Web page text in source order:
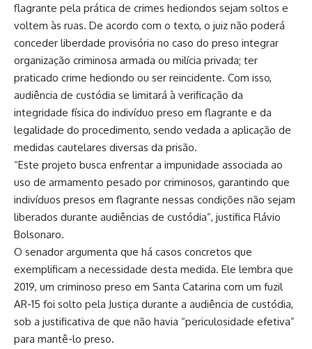
flagrante pela prática de crimes hediondos sejam soltos e
voltem às ruas. De acordo com o texto, o juiz não poderá
conceder liberdade provisória no caso do preso integrar
organização criminosa armada ou milícia privada; ter
praticado crime hediondo ou ser reincidente. Com isso,
audiência de custódia se limitará à verificação da
integridade física do indivíduo preso em flagrante e da
legalidade do procedimento, sendo vedada a aplicação de
medidas cautelares diversas da prisão.
“Este projeto busca enfrentar a impunidade associada ao
uso de armamento pesado por criminosos, garantindo que
indivíduos presos em flagrante nessas condições não sejam
liberados durante audiências de custódia”, justifica Flávio
Bolsonaro.
O senador argumenta que há casos concretos que
exemplificam a necessidade desta medida. Ele lembra que
2019, um criminoso preso em Santa Catarina com um fuzil
AR-15 foi solto pela Justiça durante a audiência de custódia,
sob a justificativa de que não havia “periculosidade efetiva”
para mantê-lo preso.